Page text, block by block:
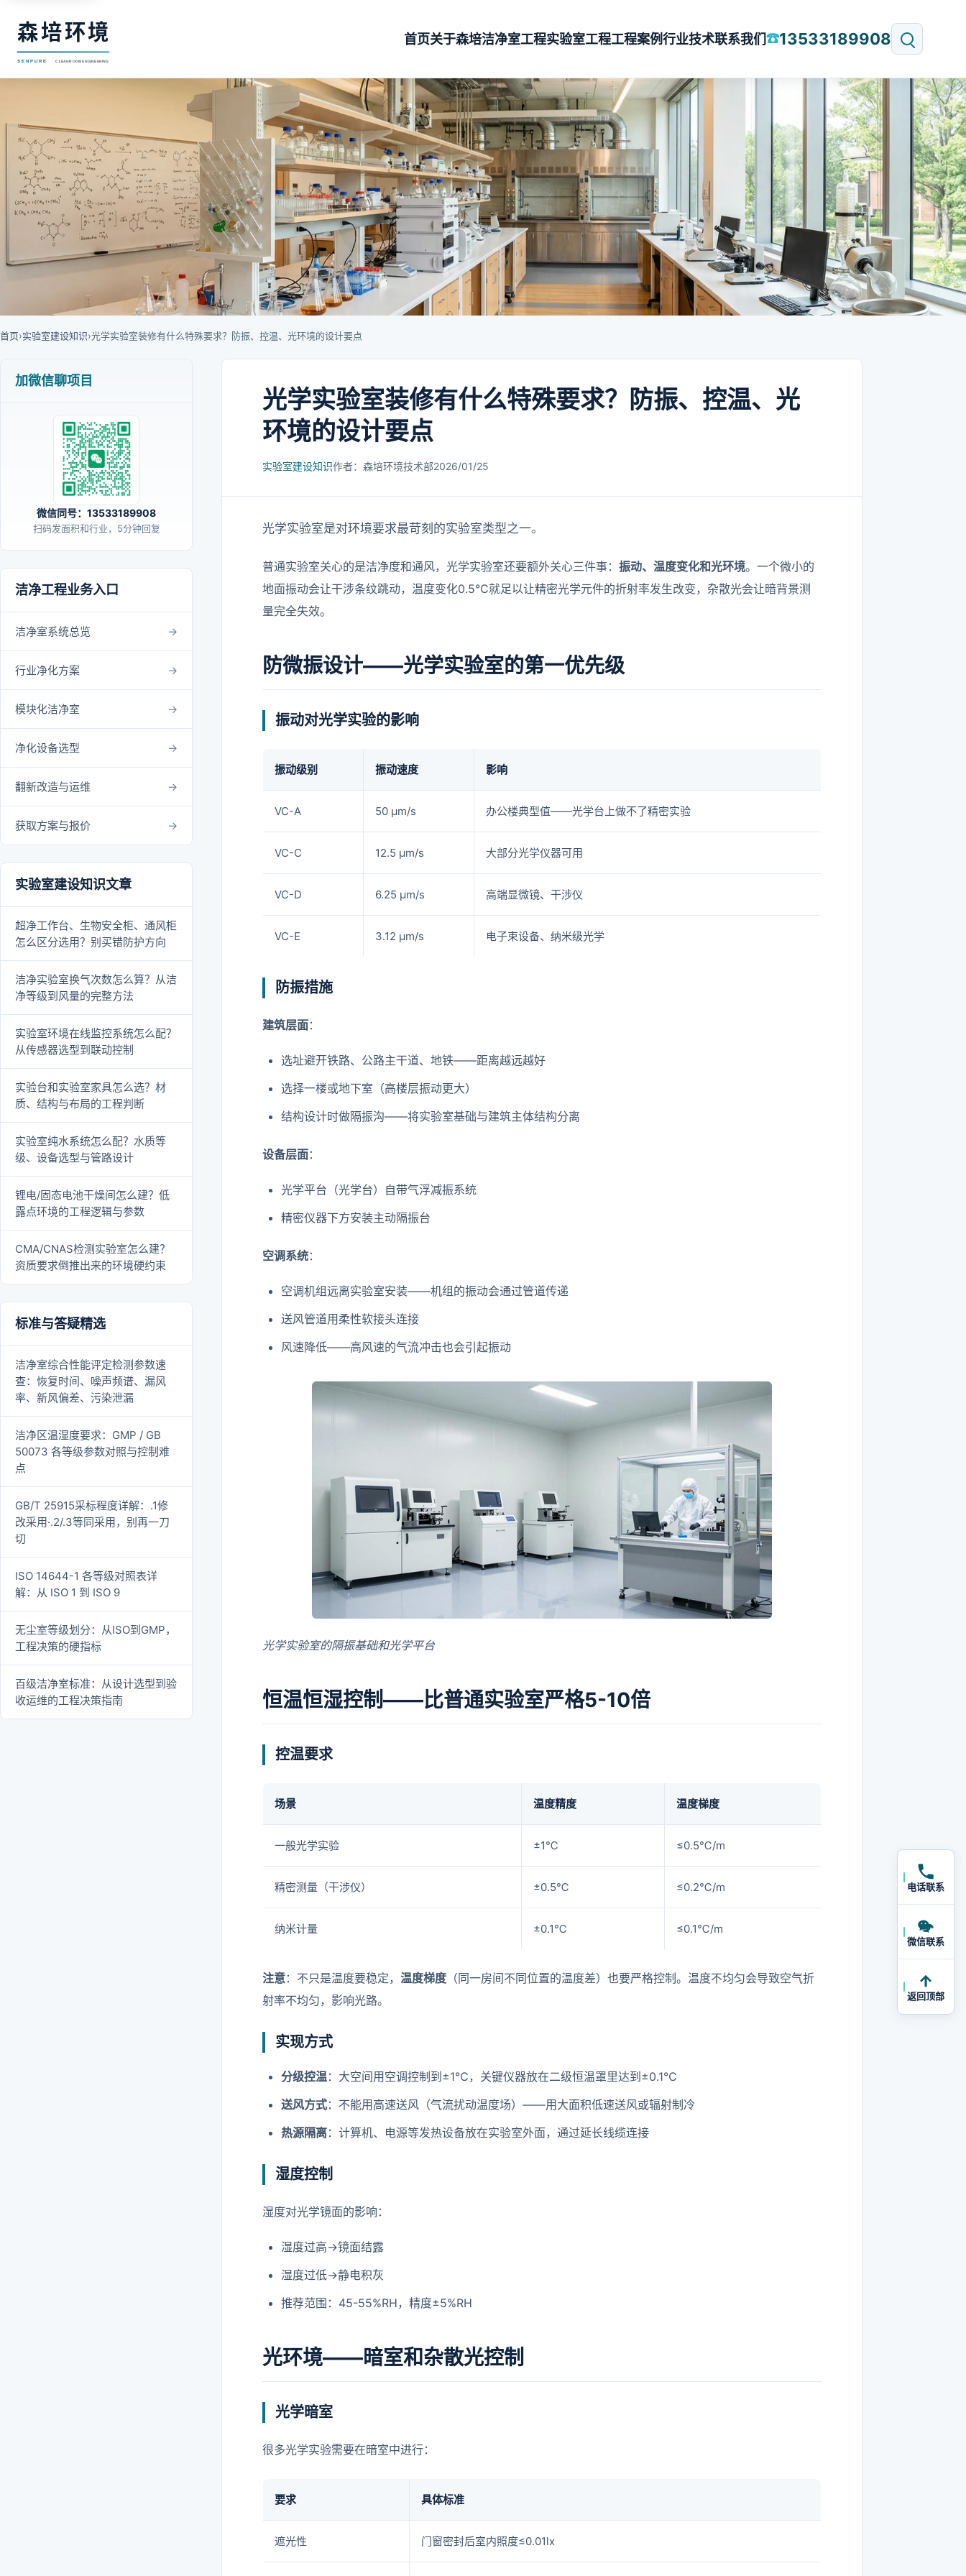
首页关于森培洁净室工程实验室工程工程案例行业技术联系我们☎13533189908
首页›实验室建设知识›光学实验室装修有什么特殊要求？防振、控温、光环境的设计要点
加微信聊项目
微信同号：13533189908
扫码发面积和行业，5分钟回复
洁净工程业务入口
洁净室系统总览
行业净化方案
模块化洁净室
净化设备选型
翻新改造与运维
获取方案与报价
实验室建设知识文章
超净工作台、生物安全柜、通风柜
怎么区分选用？别买错防护方向
洁净实验室换气次数怎么算？从洁
净等级到风量的完整方法
实验室环境在线监控系统怎么配？
从传感器选型到联动控制
实验台和实验室家具怎么选？材
质、结构与布局的工程判断
实验室纯水系统怎么配？水质等
级、设备选型与管路设计
锂电/固态电池干燥间怎么建？低
露点环境的工程逻辑与参数
CMA/CNAS检测实验室怎么建？
资质要求倒推出来的环境硬约束
标准与答疑精选
洁净室综合性能评定检测参数速
查：恢复时间、噪声频谱、漏风
率、新风偏差、污染泄漏
洁净区温湿度要求：GMP / GB
50073 各等级参数对照与控制难
点
GB/T 25915采标程度详解：.1修
改采用·.2/.3等同采用，别再一刀
切
ISO 14644-1 各等级对照表详
解：从 ISO 1 到 ISO 9
无尘室等级划分：从ISO到GMP，
工程决策的硬指标
百级洁净室标准：从设计选型到验
收运维的工程决策指南
光学实验室装修有什么特殊要求？防振、控温、光
环境的设计要点
实验室建设知识作者：森培环境技术部2026/01/25
光学实验室是对环境要求最苛刻的实验室类型之一。
普通实验室关心的是洁净度和通风，光学实验室还要额外关心三件事： 振动、温度变化和光环境。一个微小的
地面振动会让干涉条纹跳动，温度变化0.5℃就足以让精密光学元件的折射率发生改变，杂散光会让暗背景测
量完全失效。
防微振设计——光学实验室的第一优先级
振动对光学实验的影响
振动级别 振动速度 影响
VC-A 50 μm/s 办公楼典型值——光学台上做不了精密实验
VC-C 12.5 μm/s 大部分光学仪器可用
VC-D 6.25 μm/s 高端显微镜、干涉仪
VC-E 3.12 μm/s 电子束设备、纳米级光学
防振措施
建筑层面：
选址避开铁路、公路主干道、地铁——距离越远越好
选择一楼或地下室（高楼层振动更大）
结构设计时做隔振沟——将实验室基础与建筑主体结构分离
设备层面：
光学平台（光学台）自带气浮减振系统
精密仪器下方安装主动隔振台
空调系统：
空调机组远离实验室安装——机组的振动会通过管道传递
送风管道用柔性软接头连接
风速降低——高风速的气流冲击也会引起振动
光学实验室的隔振基础和光学平台
恒温恒湿控制——比普通实验室严格5-10倍
控温要求
场景 温度精度 温度梯度
一般光学实验 ±1℃ ≤0.5℃/m
精密测量（干涉仪） ±0.5℃ ≤0.2℃/m
纳米计量 ±0.1℃ ≤0.1℃/m
注意：不只是温度要稳定， 温度梯度 （同一房间不同位置的温度差）也要严格控制。温度不均匀会导致空气折
射率不均匀，影响光路。
实现方式
分级控温：大空间用空调控制到±1℃，关键仪器放在二级恒温罩里达到±0.1℃
送风方式：不能用高速送风（气流扰动温度场）——用大面积低速送风或辐射制冷
热源隔离：计算机、电源等发热设备放在实验室外面，通过延长线缆连接
湿度控制
湿度对光学镜面的影响：
湿度过高→镜面结露
湿度过低→静电积灰
推荐范围：45-55%RH，精度±5%RH
光环境——暗室和杂散光控制
光学暗室
很多光学实验需要在暗室中进行：
要求 具体标准
遮光性 门窗密封后室内照度≤0.01lx
电话联系
微信联系
返回顶部